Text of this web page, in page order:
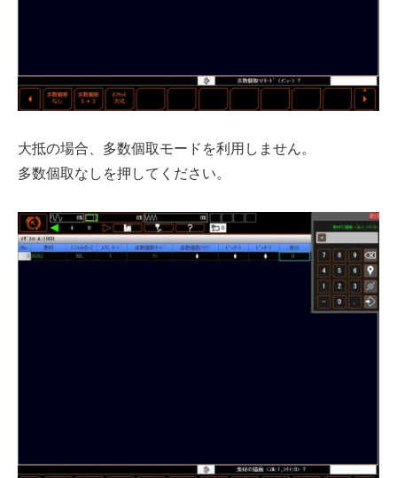
大抵の場合、多数個取モードを利用しません。
多数個取なしを押してください。